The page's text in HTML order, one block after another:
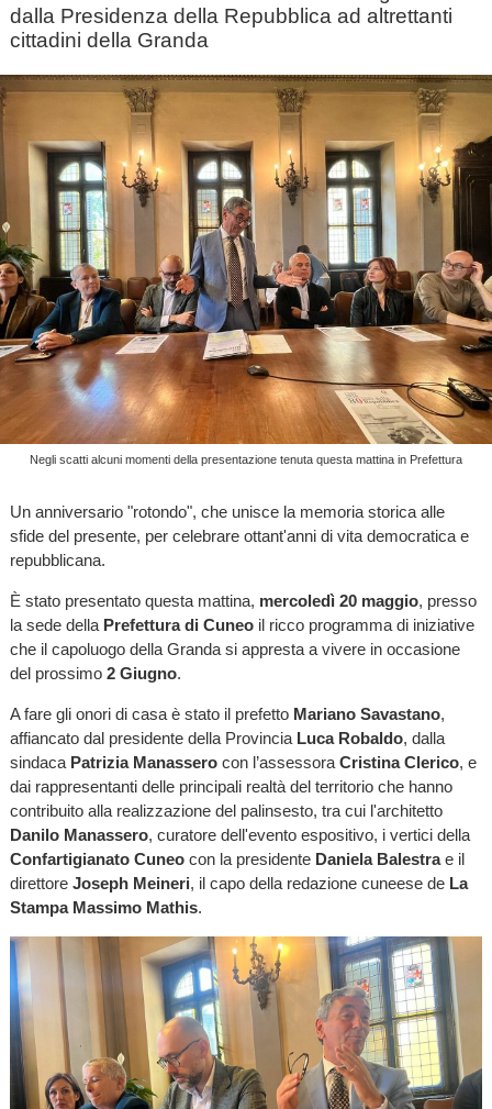
dalla Presidenza della Repubblica ad altrettanti
cittadini della Granda
Negli scatti alcuni momenti della presentazione tenuta questa mattina in Prefettura
Un anniversario "rotondo", che unisce la memoria storica alle
sfide del presente, per celebrare ottant'anni di vita democratica e
repubblicana.
È stato presentato questa mattina, mercoledì 20 maggio, presso
la sede della Prefettura di Cuneoil ricco programma di iniziative
che il capoluogo della Granda si appresta a vivere in occasione
del prossimo 2 Giugno.
A fare gli onori di casa è stato il prefetto Mariano Savastano,
affiancato dal presidente della Provincia Luca Robaldo, dalla
sindaca Patrizia Manasserocon l’assessora Cristina Clerico, e
dai rappresentanti delle principali realtà del territorio che hanno
contribuito alla realizzazione del palinsesto, tra cui l'architetto
Danilo Manassero, curatore dell'evento espositivo, i vertici della
Confartigianato Cuneocon la presidente Daniela Balestrae il
direttore Joseph Meineri, il capo della redazione cuneese de La
Stampa Massimo Mathis.